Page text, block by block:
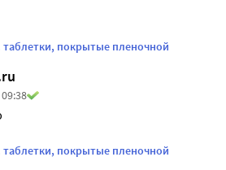
покрытые пленочной
покрытые пленочной